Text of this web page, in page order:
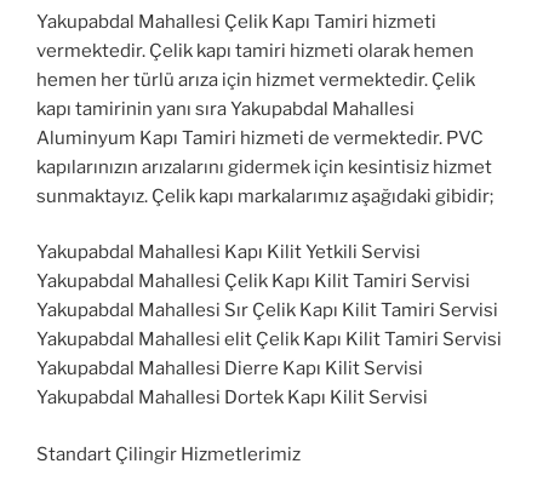
Yakupabdal Mahallesi Çelik Kapı Tamiri hizmeti
vermektedir. Çelik kapı tamiri hizmeti olarak hemen
hemen her türlü arıza için hizmet vermektedir. Çelik
kapı tamirinin yanı sıra Yakupabdal Mahallesi
Aluminyum Kapı Tamiri hizmeti de vermektedir. PVC
kapılarınızın arızalarını gidermek için kesintisiz hizmet
sunmaktayız. Çelik kapı markalarımız aşağıdaki gibidir;
Yakupabdal Mahallesi Kapı Kilit Yetkili Servisi
Yakupabdal Mahallesi Çelik Kapı Kilit Tamiri Servisi
Yakupabdal Mahallesi Sır Çelik Kapı Kilit Tamiri Servisi
Yakupabdal Mahallesi elit Çelik Kapı Kilit Tamiri Servisi
Yakupabdal Mahallesi Dierre Kapı Kilit Servisi
Yakupabdal Mahallesi Dortek Kapı Kilit Servisi
Standart Çilingir Hizmetlerimiz